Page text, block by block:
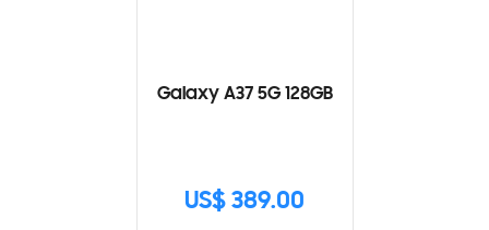
Galaxy A37 5G 128GB
US$ 389.00